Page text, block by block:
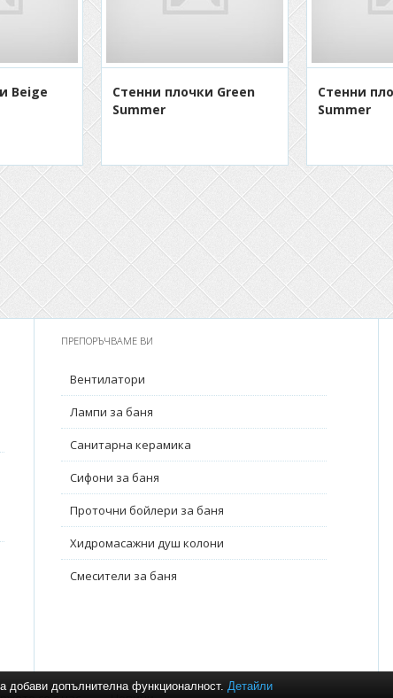
Beige
Стенни плочки Green
Summer
Стенни
Summer
ПРЕПОРЪЧВАМЕ ВИ
Вентилатори
Лампи за баня
Санитарна керамика
Сифони за баня
Проточни бойлери за баня
Хидромасажни душ колони
Смесители за баня
добави допълнителна функционалност. Детайли